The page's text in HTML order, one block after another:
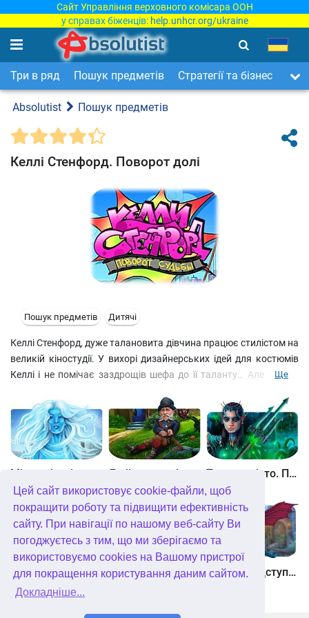
Цей сайт використовує cookie-файли, щоб
покращити роботу та підвищити ефективність
сайту. При навігації по нашому веб-сайту Ви
погоджуєтесь з тим, що ми зберігаємо та
використовуємо cookies на Вашому пристрої
для покращення користування даним сайтом.
Докладніше...
Сайт Управління верховного комісара ООН
у справах біженців: help.unhcr.org/ukraine
Три в ряд Пошук предметів Стратегії та бізнес
Absolutist Пошук предметів
Келлі Стенфорд. Поворот долі
Пошук предметів Дитячі
Келлі Стенфорд, дуже талановита дівчина працює стилістом на
великій кіностудії. У вихорі дизайнерських ідей для костюмів
Келлі і не помічає заздрощів шефа до її таланту… Але одного
тебе вбити! Єдиний шанс врятуватися – це направити
головорізів шефа хибним шляхом, а самій вирушити за
допомогою до надійного Майка.
Ще
Таємне місто. Підводне царство. колекційне видання
Небесні землі. Пробудження гігантів. колекційне видання Загадки Нью-Йорка. Пробудження. колекційне видання Хімери. Підступи зла. колекційне видання